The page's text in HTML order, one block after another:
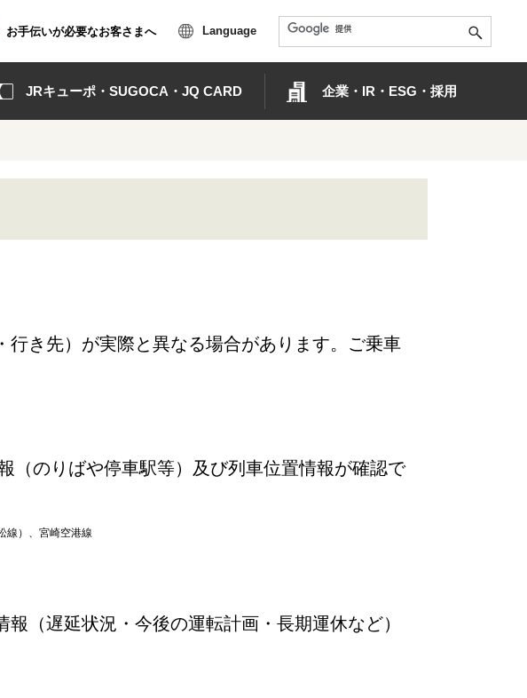
お手伝いが必要なお客さまへ Language
JRキューポ・SUGOCA・JQ CARD 企業・IR・ESG・採用
き先）が実際と異なる場合があります。ご乗車
（のりばや停車駅等）及び列車位置情報が確認で
線）、宮崎空港線
（遅延状況・今後の運転計画・長期運休など）